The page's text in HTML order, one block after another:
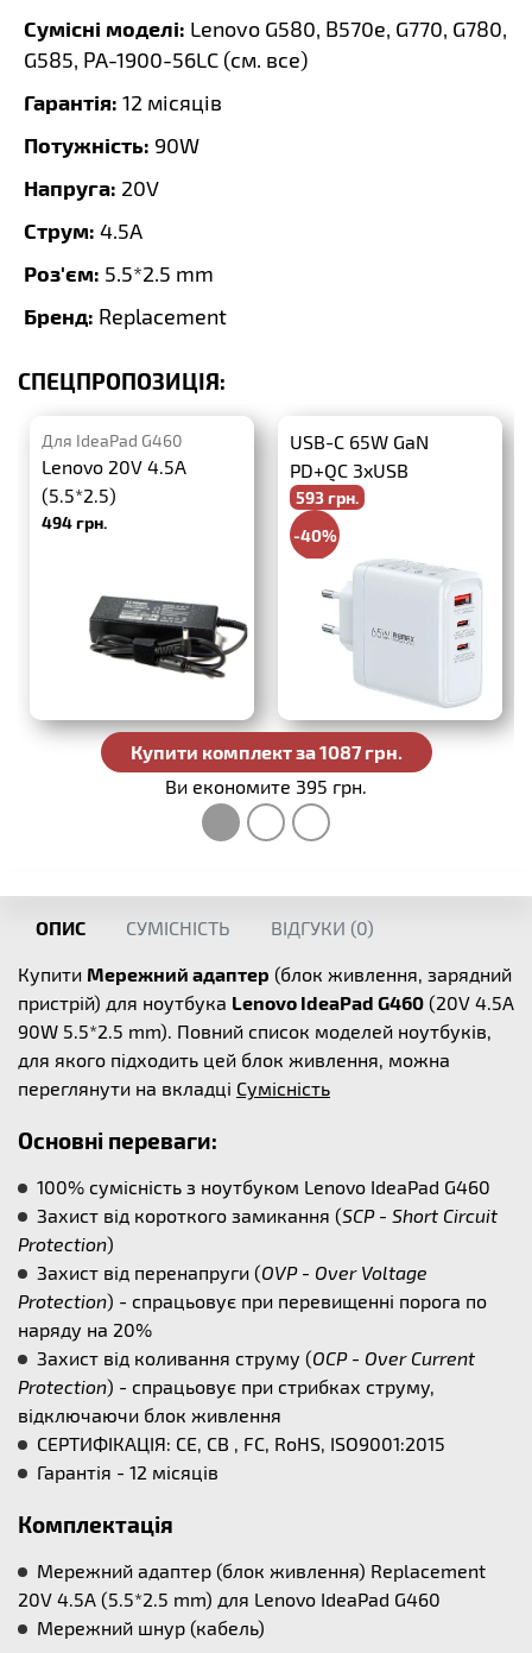
Сумісні моделі: Lenovo G580, B570e, G770, G780,
G585, PA-1900-56LC (см. все)
Гарантія: 12 місяців
Потужність: 90W
Напруга: 20V
Струм: 4.5A
Роз'єм: 5.5*2.5 mm
Бренд: Replacement
СПЕЦПРОПОЗИЦІЯ:
Для IdeaPad G460
Lenovo 20V 4.5A
(5.5*2.5)
494 грн.
USB-C 65W GaN
PD+QC 3xUSB
593 грн.
-40%
988 грн.
Купити комплект за 1087 грн.
Ви економите 395 грн.
ОПИС СУМІСНІСТЬ ВІДГУКИ (0)
Купити Мережний адаптер (блок живлення, зарядний
пристрій) для ноутбука Lenovo IdeaPad G460 (20V 4.5A
90W 5.5*2.5 mm). Повний список моделей ноутбуків,
для якого підходить цей блок живлення, можна
переглянути на вкладці Сумісність
Основні переваги:
100% сумісність з ноутбуком Lenovo IdeaPad G460
Захист від короткого замикання (SCP - Short Circuit
Protection)
Захист від перенапруги (OVP - Over Voltage
Protection) - спрацьовує при перевищенні порога по
наряду на 20%
Захист від коливання струму (OCP - Over Current
Protection) - спрацьовує при стрибках струму,
відключаючи блок живлення
СЕРТИФІКАЦІЯ: CE, CB , FC, RoHS, ISO9001:2015
Гарантія - 12 місяців
Комплектація
Мережний адаптер (блок живлення) Replacement
20V 4.5A (5.5*2.5 mm) для Lenovo IdeaPad G460
Мережний шнур (кабель)